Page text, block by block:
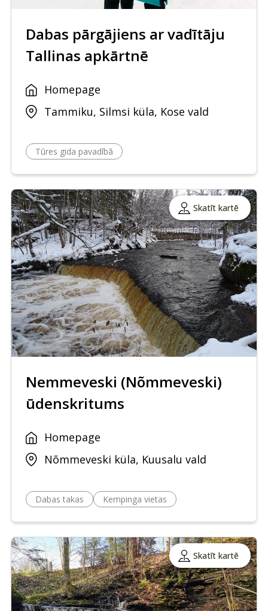
Dabas pārgājiens ar vadītāju
Tallinas apkārtnē
Homepage
Tammiku, Silmsi küla, Kose vald
Tūres gida pavadībā
Skatīt kartē
Nemmeveski (Nõmmeveski)
ūdenskritums
Homepage
Nõmmeveski küla, Kuusalu vald
Dabas takas Kempinga vietas
Skatīt kartē